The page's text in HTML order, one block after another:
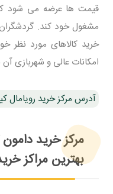
قیمت ها عرضه می شود که
مشغول خود کند.
امکانات عالی و شهربازی آن
آدرس مرکز خرید
مرکز خرید
بهترین مراکز